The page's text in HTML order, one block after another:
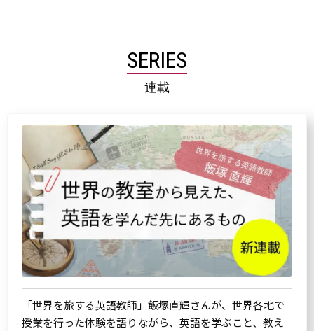
SERIES
連載
「世界を旅する英語教師」飯塚直輝さんが、世界各地で
授業を行った体験を語りながら、英語を学ぶこと、教え